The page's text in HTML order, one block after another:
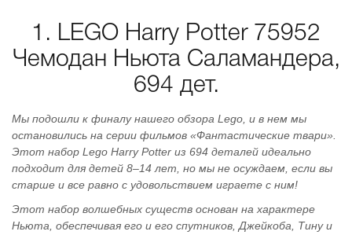
1. LEGO Harry Potter 75952
Чемодан Ньюта Саламандера,
694 дет.
Мы подошли к финалу нашего обзора Lego, и в нем мы
остановились на серии фильмов «Фантастические твари».
Этот набор Lego Harry Potter из 694 деталей идеально
подходит для детей 8–14 лет, но мы не осуждаем, если вы
старше и все равно с удовольствием играете с ним!
Этот набор волшебных существ основан на характере
Ньюта, обеспечивая его и его спутников, Джейкоба, Тину и